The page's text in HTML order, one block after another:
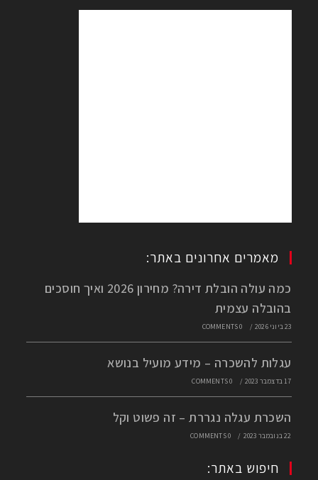
מאמרים אחרונים באתר:
כמה עולה הובלת דירה? מחירון 2026 ואיך חוסכים
בהובלה עצמית
23 ביוני 2026 /
0 COMMENTS
עגלות להשכרה – מידע מועיל בנושא
17 בדצמבר 2023 /
0 COMMENTS
השכרת עגלה נגררת – זה פשוט וקל
22 בנובמבר 2023 /
0 COMMENTS
חיפוש באתר: